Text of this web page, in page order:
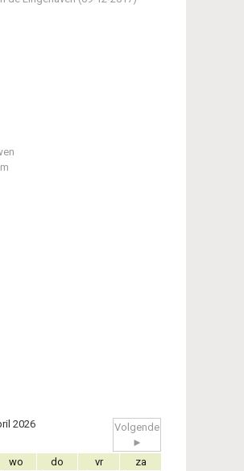
2026
Volgende
►
wo do vr
za